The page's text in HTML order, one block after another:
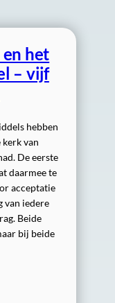
het
– vijf
hebben
van
De eerste
daarmee te
acceptatie
van iedere
Beide
bij beide